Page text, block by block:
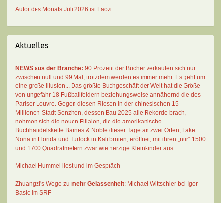
Autor des Monats Juli 2026 ist Laozi
Aktuelles
NEWS aus der Branche: 90 Prozent der Bücher verkaufen sich nur
zwischen null und 99 Mal , trotzdem werden es immer mehr. Es geht um
eine große Illusion... Das größte Buchgeschäft der Welt hat die Größe
von ungefähr 18 Fußballfeldern beziehungsweise annähernd die des
Pariser Louvre. Gegen diesen Riesen in der chinesischen 15-
Millionen-Stadt Senzhen, dessen Bau 2025 alle Rekorde brach,
nehmen sich die neuen Filialen, die die amerikanische
Buchhandelskette Barnes & Noble dieser Tage an zwei Orten, Lake
Nona in Florida und Turlock in Kalifornien, eröffnet, mit ihren „nur“ 1500
und 1700 Quadratmetern zwar wie herzige Kleinkinder aus.
Michael Hummel liest und im Gespräch
Zhuangzi's Wege zu mehr Gelassenheit: Michael Wittschier bei Igor
Basic im SRF